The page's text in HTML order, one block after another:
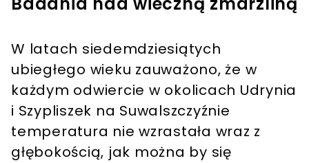
W latach siedemdziesiątych
ubiegłego wieku zauważono, że w
każdym odwiercie w okolicach Udrynia
i Szypliszek na Suwalszczyźnie
temperatura nie wzrastała wraz z
głębokością, jak można by się